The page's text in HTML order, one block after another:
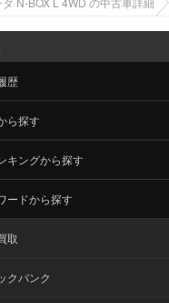
歴
ら探す
キングから探す
ードから探す
取
クバンク